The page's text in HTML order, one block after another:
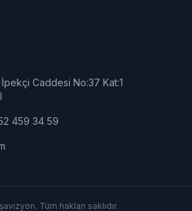
Caddesi No:37 Kat:1
459 34 59
Tüm hakları saklıdır.